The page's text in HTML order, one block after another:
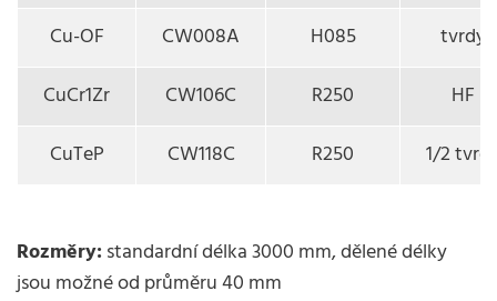
Cu-OF
CW008A H085
tvrdý
CuCr1Zr
CW106C R250
HF
CuTeP
CW118C R250 1/2
Rozměry: standardní délka 3000 mm, dělené délky
jsou možné od průměru 40 mm